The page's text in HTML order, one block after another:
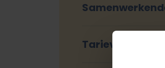
Tarieven